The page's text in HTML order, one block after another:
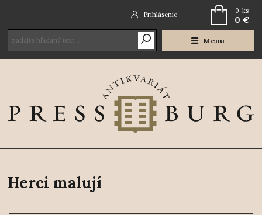
Menu
Prihlásenie 0 ks
0 €
Herci malují